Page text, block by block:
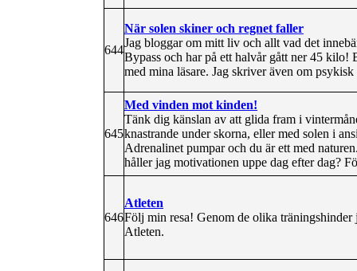
644
När solen skiner och regnet faller
Jag bloggar om mitt liv och allt vad det
Bypass och har på ett halvår gått ner 45 kilo!
med mina läsare. Jag skriver även om
645
Med vinden mot kinden!
Tänk dig känslan av att glida fram i
knastrande under skorna, eller med solen i
Adrenalinet pumpar och du är ett med
håller jag motivationen uppe dag efter dag?
646
Atleten
Följ min resa! Genom de olika
Atleten.